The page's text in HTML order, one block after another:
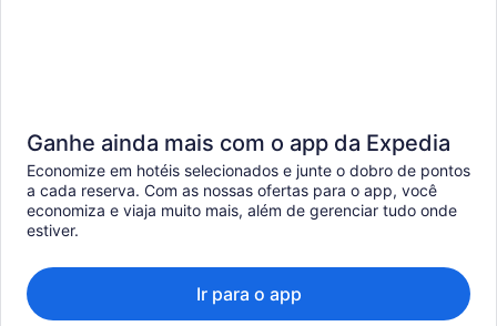
Ganhe ainda mais com o app da Expedia
Economize em hotéis selecionados e junte o dobro de pontos
a cada reserva. Com as nossas ofertas para o app, você
economiza e viaja muito mais, além de gerenciar tudo onde
estiver.
Ir para o app